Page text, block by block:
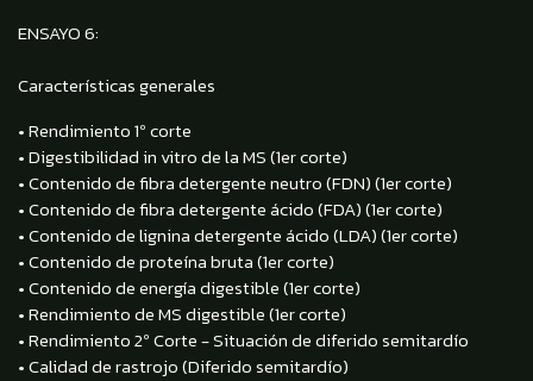
ENSAYO 6:
Características generales
• Rendimiento 1º corte
• Digestibilidad in vitro de la MS (1er corte)
• Contenido de fibra detergente neutro (FDN) (1er corte)
• Contenido de fibra detergente ácido (FDA) (1er corte)
• Contenido de lignina detergente ácido (LDA) (1er corte)
• Contenido de proteína bruta (1er corte)
• Contenido de energía digestible (1er corte)
• Rendimiento de MS digestible (1er corte)
• Rendimiento 2º Corte - Situación de diferido semitardío
• Calidad de rastrojo (Diferido semitardío)